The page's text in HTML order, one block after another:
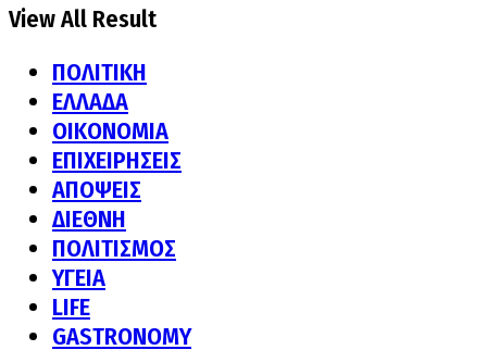
View All Result
ΠΟΛΙΤΙΚΗ
ΕΛΛΑΔΑ
ΟΙΚΟΝΟΜΙΑ
ΕΠΙΧΕΙΡΗΣΕΙΣ
ΑΠΟΨΕΙΣ
ΔΙΕΘΝΗ
ΠΟΛΙΤΙΣΜΟΣ
ΥΓΕΙΑ
LIFE
GASTRONOMY